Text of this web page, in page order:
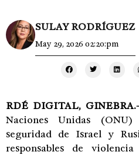
SULAY RODRÍGUEZ
May 29, 2026 02:20:pm
RDÉ DIGITAL, GINEBRA.-
Naciones Unidas (ONU)
seguridad de Israel y
responsables de